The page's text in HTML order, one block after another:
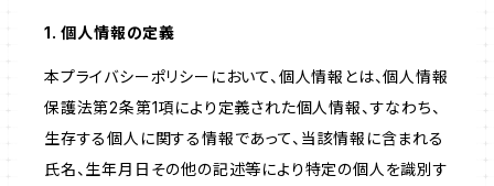
1. 個人情報の定義
本プライバシーポリシーにおいて、個人情報とは、個人情報
保護法第2条第1項により定義された個人情報、すなわち、
生存する個人に関する情報であって、当該情報に含まれる
氏名、生年月日その他の記述等により特定の個人を識別す